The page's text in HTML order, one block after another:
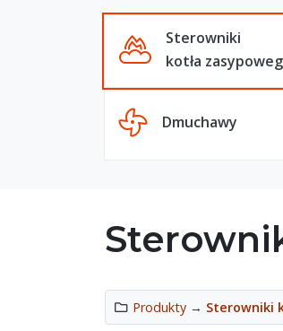
Sterowniki
kotła
Dmuchawy
Produkty → Sterowniki